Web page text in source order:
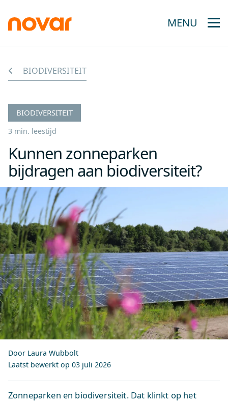
MENU
BIODIVERSITEIT
BIODIVERSITEIT
3 min. leestijd
Kunnen zonneparken
bijdragen aan biodiversiteit?
Door Laura Wubbolt
Laatst bewerkt op 03 juli 2026
Zonneparken en biodiversiteit. Dat klinkt op het